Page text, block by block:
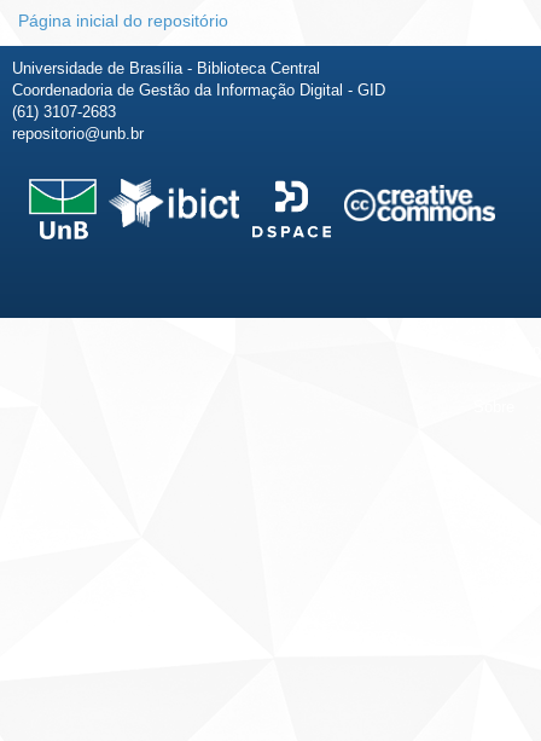
Página inicial do repositório
Universidade de Brasília - Biblioteca Central
Coordenadoria de Gestão da Informação Digital - GID
(61) 3107-2683
repositorio@unb.br